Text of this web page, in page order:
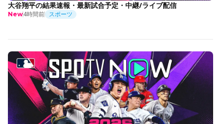
大谷翔平の結果速報・最新試合予定・中継/ライブ配信
New4時間前 スポーツ